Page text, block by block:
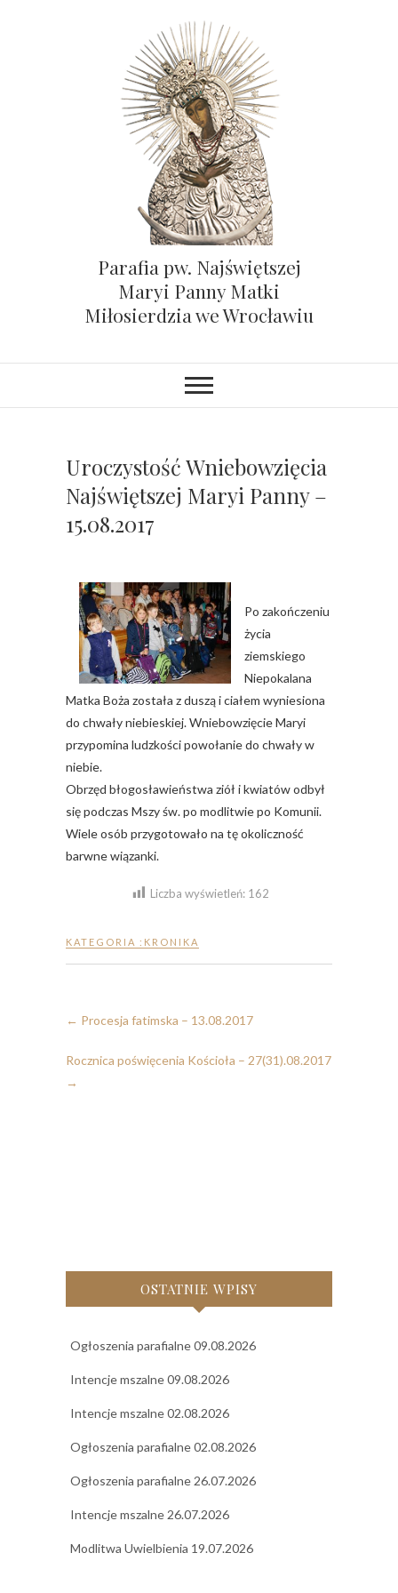
Parafia pw. Najświętszej
Maryi Panny Matki
Miłosierdzia we Wrocławiu
Uroczystość Wniebowzięcia
Najświętszej Maryi Panny –
15.08.2017
Po zakończeniu
życia
ziemskiego
Niepokalana
Matka Boża została z duszą i ciałem wyniesiona
do chwały niebieskiej. Wniebowzięcie Maryi
przypomina ludzkości powołanie do chwały w
niebie.
Obrzęd błogosławieństwa ziół i kwiatów odbył
się podczas Mszy św. po modlitwie po Komunii.
Wiele osób przygotowało na tę okoliczność
barwne wiązanki.
Liczba wyświetleń: 162
KATEGORIA : KRONIKA
← Procesja fatimska – 13.08.2017
Rocznica poświęcenia Kościoła – 27(31).08.2017
→
OSTATNIE WPISY
Ogłoszenia parafialne 09.08.2026
Intencje mszalne 09.08.2026
Intencje mszalne 02.08.2026
Ogłoszenia parafialne 02.08.2026
Ogłoszenia parafialne 26.07.2026
Intencje mszalne 26.07.2026
Modlitwa Uwielbienia 19.07.2026